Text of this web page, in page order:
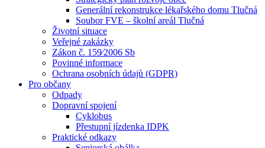
Generální rekonstrukce lékařského domu Tlučná
Soubor FVE – školní areál Tlučná
Životní situace
Veřejné zakázky
Zákon č. 159⁄2006 Sb
Povinné informace
Ochrana osobních údajů (GDPR)
Pro občany
Odpady
Dopravní spojení
Cyklobus
Přestupní jízdenka IDPK
Praktické odkazy